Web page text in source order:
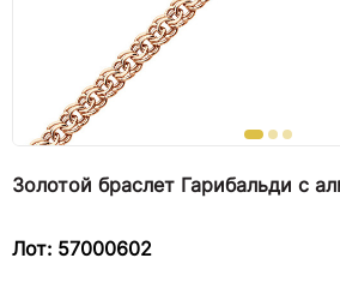
Золотой браслет Гарибальди с
Лот: 57000602